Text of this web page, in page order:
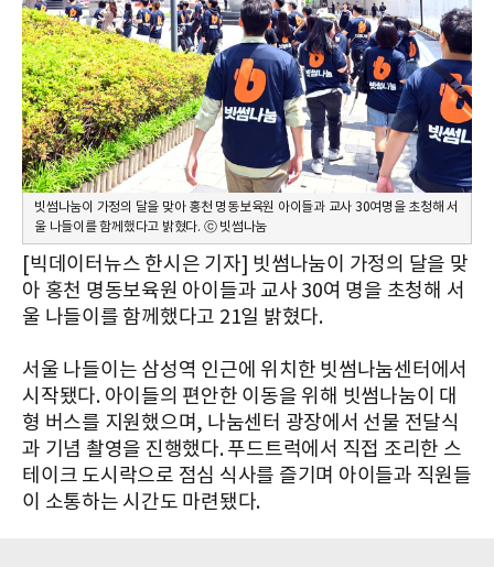
빗썸나눔이 가정의 달을 맞아 홍천 명동보육원 아이들과 교사 30여명을 초청해 서
울 나들이를 함께했다고 밝혔다. ⓒ 빗썸나눔
[빅데이터뉴스 한시은 기자] 빗썸나눔이 가정의 달을 맞
아 홍천 명동보육원 아이들과 교사 30여 명을 초청해 서
울 나들이를 함께했다고 21일 밝혔다.
서울 나들이는 삼성역 인근에 위치한 빗썸나눔센터에서
시작됐다. 아이들의 편안한 이동을 위해 빗썸나눔이 대
형 버스를 지원했으며, 나눔센터 광장에서 선물 전달식
과 기념 촬영을 진행했다. 푸드트럭에서 직접 조리한 스
테이크 도시락으로 점심 식사를 즐기며 아이들과 직원들
이 소통하는 시간도 마련됐다.